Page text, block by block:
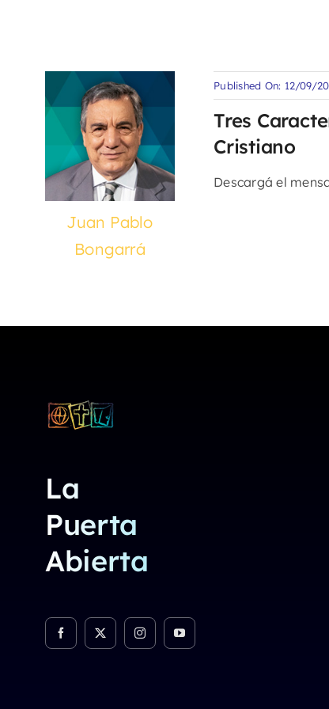
Juan Pablo
Bongarrá
Published On: 12/09/
Tres
Cristiano
Descargá el
La
Puerta
Abierta